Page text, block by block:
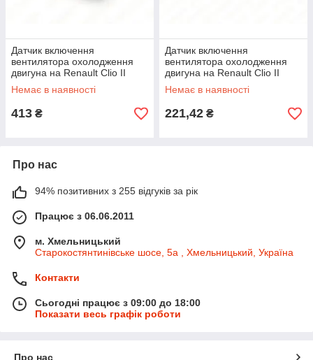
Датчик включення
вентилятора охолодження
двигуна на Renault Clio II
1998->2005 — EPS - 1850128
Немає в наявності
413 ₴
Датчик включення
вентилятора охолодження
двигуна на Renault Clio II
1998->2005 - FAE - FAE37250
Немає в наявності
221,42 ₴
Про нас
94% позитивних з 255 відгуків за рік
Працює з 06.06.2011
м. Хмельницький
Старокостянтинівське шосе, 5а , Хмельницький, Україна
Контакти
Сьогодні працює з 09:00 до 18:00
Показати весь графік роботи
Про нас